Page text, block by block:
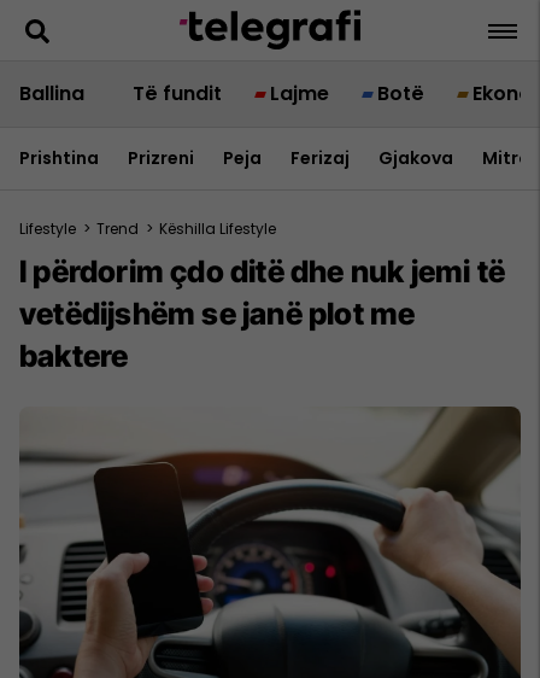
Ballina Të fundit Lajme Botë
Prishtina Prizreni Peja Ferizaj Gjakova
Lifestyle > Trend > Këshilla Lifestyle
I përdorim çdo ditë dhe nuk jemi të
vetëdijshëm se janë plot me
baktere